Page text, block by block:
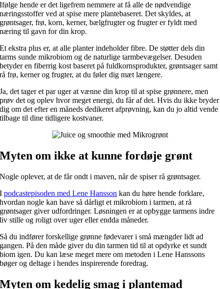
Ifølge hende er det ligefrem nemmere at få alle de nødvendige
næringsstoffer ved at spise mere plantebaseret. Det skyldes, at
grøntsager, frø, korn, kerner, bælgfrugter og frugter er fyldt med
næring til gavn for din krop.
Et ekstra plus er, at alle planter indeholder fibre. De støtter dels din
tarms sunde mikrobiom og de naturlige tarmbevægelser. Desuden
betyder en fiberrig kost baseret på fuldkornsprodukter, grøntsager samt
rå frø, kerner og frugter, at du føler dig mæt længere.
Ja, det tager et par uger at vænne din krop til at spise grønnere, men
prøv det og oplev hvor meget energi, du får af det. Hvis du ikke bryder
dig om det efter en måneds dedikeret afprøvning, kan du jo altid vende
tilbage til dine tidligere kostvaner.
Myten om ikke at kunne fordøje grønt
Nogle oplever, at de får ondt i maven, når de spiser rå grøntsager.
Ipodcastepisoden med Lene Hansson kan du høre hende forklare,
hvordan nogle kan have så dårligt et mikrobiom i tarmen, at rå
grøntsager giver udfordringer. Løsningen er at opbygge tarmens indre
liv stille og roligt over uger eller endda måneder.
Så du indfører forskellige grønne fødevarer i små mængder lidt ad
gangen. På den måde giver du din tarmen tid til at opdyrke et sundt
biom igen. Du kan læse meget mere om metoden i Lene Hanssons
bøger og deltage i hendes inspirerende foredrag.
Myten om kedelig smag i plantemad